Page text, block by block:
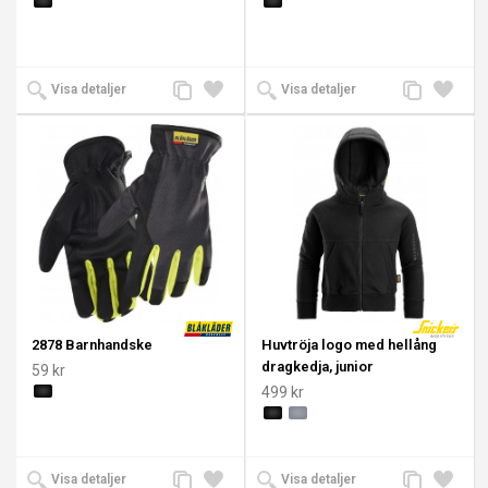
Visa detaljer
Lägg
till i
önskelista
Lägg
till
jämförelse
Visa detaljer
Lägg
till i
Lägg
till
2878 Barnhandske
59 kr
Visa detaljer
Lägg
Lägg
Huvtröja logo med hellång
dragkedja, junior
499 kr
Visa detaljer
Lägg
Lägg